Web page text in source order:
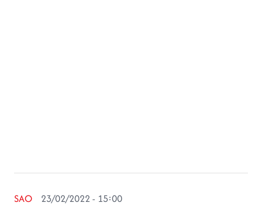
SAO 23/02/2022 - 15:00